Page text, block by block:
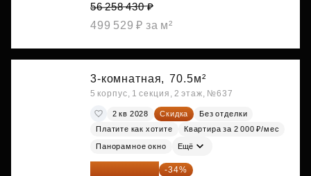
56 258 430 ₽
499 529 ₽ за м²
3-комнатная, 70.5м²
5 корпус, 1 секция, 2 этаж, №637
2 кв 2028 Скидка
Без отделки
Платите как хотите
Квартира за 2 000 ₽/мес
Панорамное окно Ещё
37 870 767 ₽ -34%